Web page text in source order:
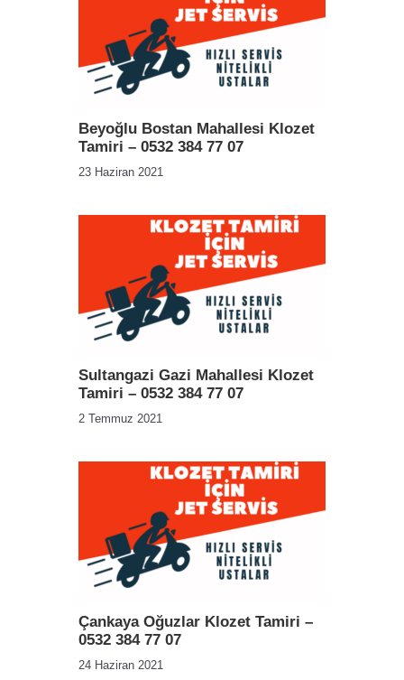
Beyoğlu Bostan Mahallesi Klozet
Tamiri – 0532 384 77 07
23 Haziran 2021
Sultangazi Gazi Mahallesi Klozet
Tamiri – 0532 384 77 07
2 Temmuz 2021
Çankaya Oğuzlar Klozet Tamiri –
0532 384 77 07
24 Haziran 2021